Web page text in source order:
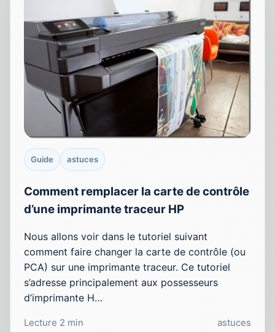
Guide astuces
Comment remplacer la carte de contrôle
d’une imprimante traceur HP
Nous allons voir dans le tutoriel suivant
comment faire changer la carte de contrôle (ou
PCA) sur une imprimante traceur. Ce tutoriel
s’adresse principalement aux possesseurs
d’imprimante H…
Lecture 2 min astuces